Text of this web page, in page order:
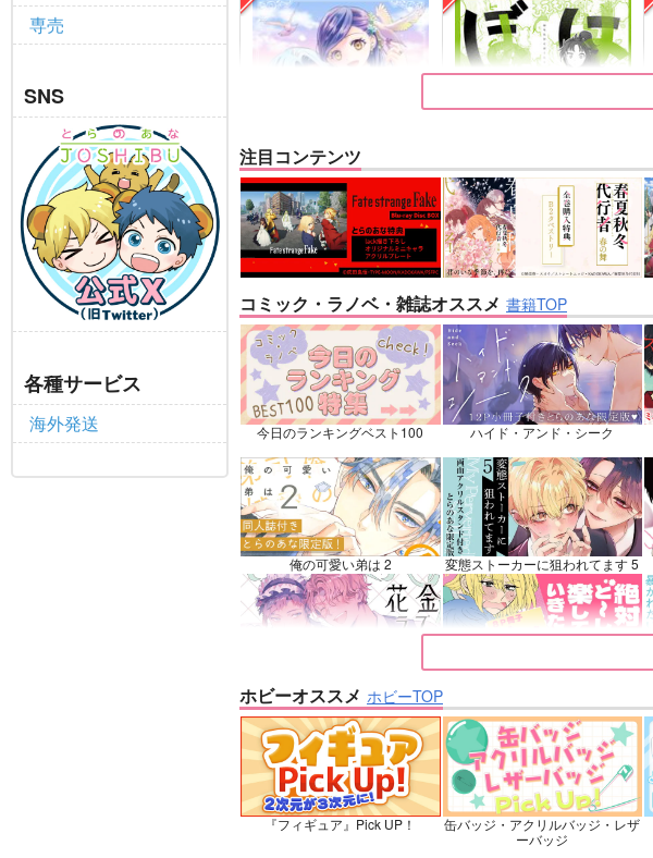
専売
SNS
各種サービス
海外発送
逆行フェルディナンドの憂
こんぺい党
専売 787円（税込）
本好きの下剋上
フェルディナンド×ローゼマイン
サンプル カート
はちたけとぼくたち
お豆腐本舗
専売 707円（税込）
落第忍者乱太郎
鉢屋三郎×竹谷八左ヱ門
サンプル カート
注目コンテンツ
コミック・ラノベ・雑誌オススメ 書籍TOP
今日のランキングベスト100 ハイド・アンド・シーク
俺の可愛い弟は 2 変態ストーカーに狙われてます 5
夜明けの唄 7 ふたりのけもの 2
ホビーオススメ ホビーTOP
『フィギュア』Pick UP！
缶バッジ・アクリルバッジ・レザ
ーバッジ